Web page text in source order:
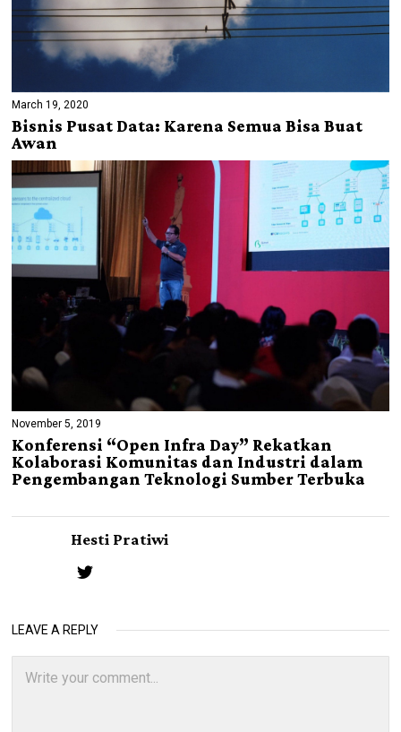
March 19, 2020
Bisnis Pusat Data: Karena Semua Bisa Buat
Awan
November 5, 2019
Konferensi “Open Infra Day” Rekatkan
Kolaborasi Komunitas dan Industri dalam
Pengembangan Teknologi Sumber Terbuka
Hesti Pratiwi
LEAVE A REPLY